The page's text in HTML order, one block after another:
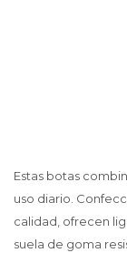
Estas botas
uso diario.
calidad, ofrecen
suela de goma